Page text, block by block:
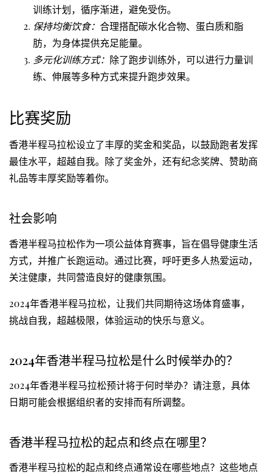
训练计划，循序渐进，避免受伤。
保持均衡饮食： 合理搭配碳水化合物、蛋白质和脂
肪，为身体提供充足能量。
多元化训练方式： 除了跑步训练外，可以进行力量训
练、伸展等多种方式来提升跑步效果。
比赛奖励
香港半程马拉松设立了丰厚的奖金和奖品，以鼓励跑者发挥
最佳水平，超越自我。除了奖金外，还有纪念奖牌、赞助商
礼品等丰厚奖励等着你。
社会影响
香港半程马拉松作为一项公益体育赛事，旨在倡导健康生活
方式，并推广长跑运动。通过比赛，呼吁更多人热爱运动，
关注健康，共同营造良好的健康氛围。
2024年香港半程马拉松，让我们共同期待这场体育盛事，
挑战自我，超越极限，体验运动的快乐与意义。
2024年香港半程马拉松是什么时候举办的？
2024年香港半程马拉松预计将于何时举办？请注意，具体
日期可能会根据组织者的安排而有所调整。
香港半程马拉松的起点和终点在哪里？
香港半程马拉松的起点和终点通常设在哪些地点？这些地点